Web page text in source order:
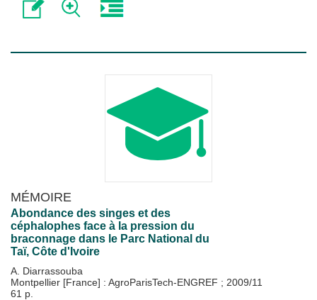
MÉMOIRE
Abondance des singes et des
céphalophes face à la pression du
braconnage dans le Parc National du
Taï, Côte d'Ivoire
A. Diarrassouba
Montpellier [France] : AgroParisTech-ENGREF ; 2009/11
61 p.